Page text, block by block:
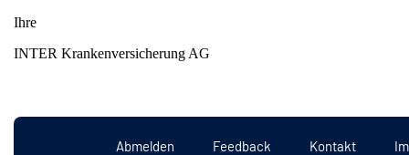
Ihre
INTER Krankenversicherung AG
Abmelden Feedback Kontakt